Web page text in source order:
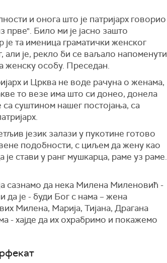
и онога што је патријарх говорио
прве". Било ми је јасно зашто
је та именица граматички женског
али је, рекло би се ваљало напоменути
женску особу. Преседан.
и Црква не воде рачуна о женама,
то везе има што си донео, донела
суштином нашег постојања, са
језик залази у пукотине готово
подобности, с циљем да жену као
стави у ранг мушкарца, раме уз раме.
сазнамо да нека Милена Миленовић -
да је - буди Бог с нама – жена
Милена, Марија, Тијана, Драгана
- хајде да их охрабримо и покажемо